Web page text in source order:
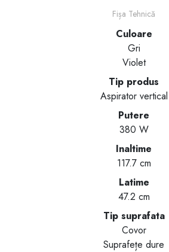
Fișa Tehnică
Culoare
Gri
Violet
Tip produs
Aspirator vertical
Putere
380 W
Inaltime
117.7 cm
Latime
47.2 cm
Tip suprafata
Covor
Suprafețe dure